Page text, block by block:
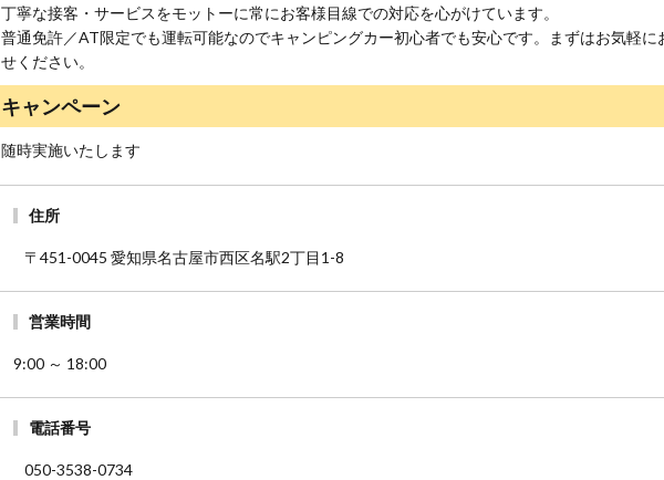
丁寧な接客・サービスをモットーに常にお客様目線での対応を心がけています。
普通免許／AT限定でも運転可能なのでキャンピングカー初心者でも安心です。まずはお気軽に
せください。
キャンペーン
随時実施いたします
住所
〒451-0045 愛知県名古屋市西区名駅2丁目1-8
営業時間
9:00 ～ 18:00
電話番号
050-3538-0734